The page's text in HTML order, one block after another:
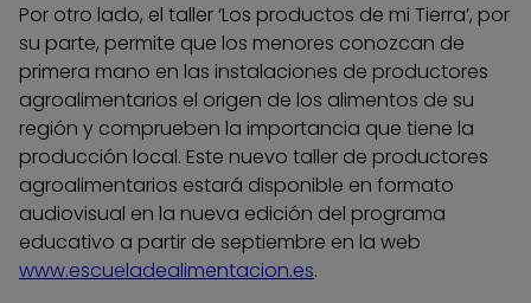
Por otro lado, el taller ‘Los productos de mi Tierra’, por
su parte, permite que los menores conozcan de
primera mano en las instalaciones de productores
agroalimentarios el origen de los alimentos de su
región y comprueben la importancia que tiene la
producción local. Este nuevo taller de productores
agroalimentarios estará disponible en formato
audiovisual en la nueva edición del programa
educativo a partir de septiembre en la web
www.escueladealimentacion.es.